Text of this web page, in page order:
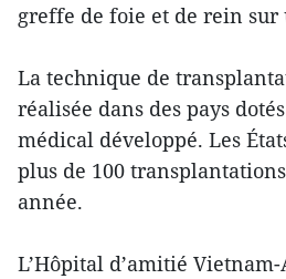
greffe de foie et de rein sur
La technique de
réalisée dans des pays
médical développé. Les
plus de 100
année.
L’Hôpital d’amitié